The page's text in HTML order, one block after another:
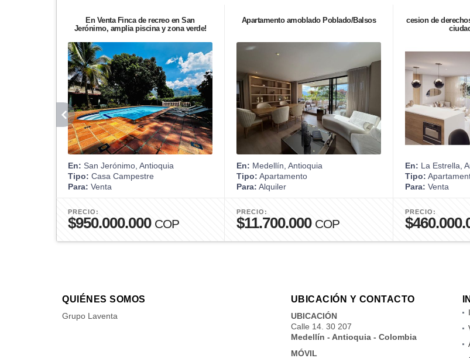
En Venta Finca de recreo en San
Jerónimo, amplia piscina y zona verde!
En: San Jerónimo, Antioquia
Tipo: Casa Campestre
Para: Venta
PRECIO:
$950.000.000 COP
Apartamento amoblado Poblado/Balsos
En: Medellín, Antioquia
Tipo: Apartamento
Para: Alquiler
PRECIO:
$11.700.000 COP
cesion de
En: La Estrella,
Tipo:
Para: Venta
PRECIO:
QUIÉNES SOMOS
Grupo Laventa
UBICACIÓN Y CONTACTO
UBICACIÓN
Calle 14. 30 207
Medellín - Antioquia - Colombia
MÓVIL